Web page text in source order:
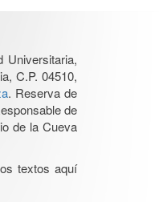
Universitaria,
C.P. 04510,
. Reserva de
de
de la Cueva
textos aquí